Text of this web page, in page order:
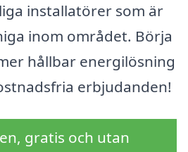
installatörer som är
inom området. Börja
hållbar energilösning
erbjudanden!
gratis och utan